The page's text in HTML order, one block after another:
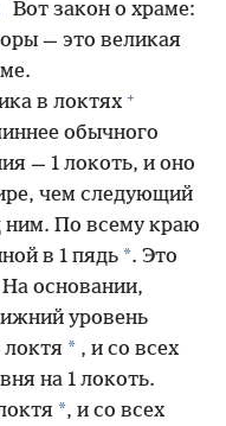
Вот закон о храме:
— это великая
в локтях +
обычного
— 1 локоть, и оно
чем следующий
ним. По всему краю
в 1 пядь *. Это
На основании,
уровень
* , и со всех
на 1 локоть.
*, и со всех